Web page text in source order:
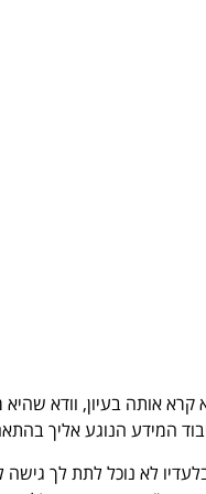
אותה בעיון, וודא
המידע הנוגע אליך
לא נוכל לתת לך